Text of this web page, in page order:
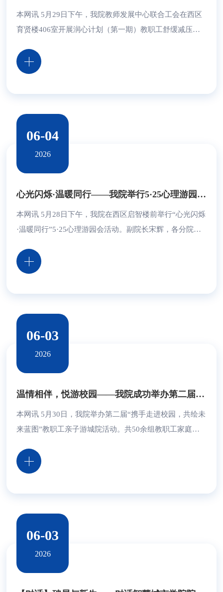
本网讯 5月29日下午，我院教师发展中心联合工会在西区
育贤楼406室开展润心计划（第一期）教职工舒缓减压团
心理导师。共21名教职工参与活动。 活动打破传统理论说
教模式，以沉浸式体验、互动交流、趣味疏导为核心形
教职工科学认知压力根源，传授简单易学、可日常运用...
06-04
2026
心光闪烁·温暖同行——我院举行5·25心理游园会活动
本网讯 5月28日下午，我院在西区启智楼前举行“心光闪烁
·温暖同行”5·25心理游园会活动。副院长宋辉，各分院党
以“心光闪烁·温暖同行”为主题，深度践行五育并举理念，
精心构筑七大特色体验板块。在认知启迪区，同学们通
战，帮助学生甩掉烦恼，重塑积极心态；在...
06-03
2026
温情相伴，悦游校园——我院成功举办第二届教职工校园亲子活动
本网讯 5月30日，我院举办第二届“携手走进校园，共绘未
来蓝图”教职工亲子游城院活动。共50余组教职工家庭、
互动、文艺观赏等多项内容。 在华为ICT学院展区，智能
机器人互动项目吸引了众多孩子驻足体验，前沿的智能科
品，揭开科技创新的神秘面纱，在孩子们心中种下...
06-03
2026